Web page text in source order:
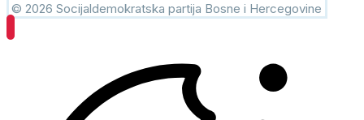
© 2026 Socijaldemokratska partija Bosne i Hercegovine